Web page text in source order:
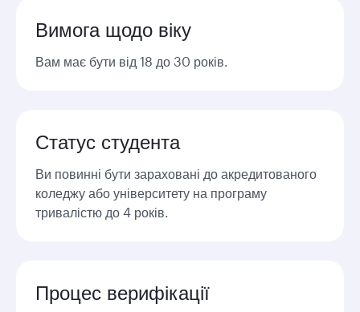
Вимога щодо віку
Вам має бути від 18 до 30 років.
Статус студента
Ви повинні бути зараховані до акредитованого
коледжу або університету на програму
тривалістю до 4 років.
Процес верифікації